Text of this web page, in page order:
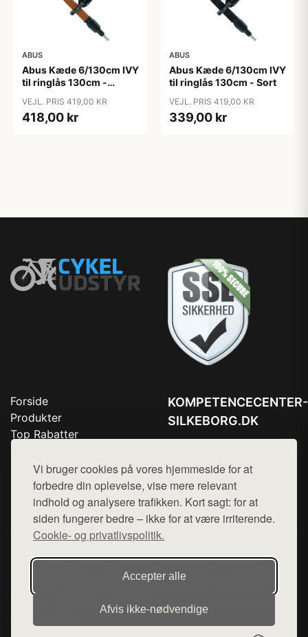
Vi bruger cookies på vores hjemmeside for at
forbedre din oplevelse, vise mere relevant
indhold og analysere trafikken. Kort sagt: for at
siden fungerer bedre – ikke for at være irriterende.
Cookie- og privatlivspolitik.
Accepter alle
Afvis ikke‑nødvendige
ABUS
Abus Kæde 6/130cm IVY
til ringlås 130cm -
VEJL. PRIS 419,00 KR
418,00 kr
ABUS
Abus Kæde 6/130cm IVY
til ringlås 130cm - Sort
VEJL. PRIS 419,00 KR
339,00 kr
Forside
Produkter
Top Rabatter
Kontakt
KOMPETENCECENTER-
SILKEBORG.DK
Mail:hej@want.dk
Cookie- og privatlivspolitik
Denne side er en del af want.dk, der udgiver en række
hjemmesider med præsentation af forskellige produkter fra
diverse webshops. Der sælges ikke varer fra denne side - vi
henviser til de shops, som sælger varen. Vi har heller ikke
varerne på lager.